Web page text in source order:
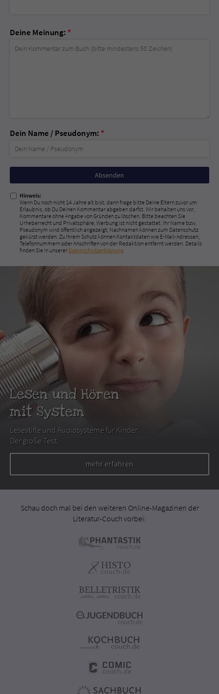
Deine Meinung: *
Dein Name / Pseudonym: *
Nicht
ausfüllen!
Hinweis:
Wenn Du noch nicht 14 Jahre alt bist, dann frage bitte Deine Eltern zuvor um
Erlaubnis, ob Du Deinen Kommentar abgeben darfst. Wir behalten uns vor,
Kommentare ohne Angabe von Gründen zu löschen. Bitte beachten Sie
Urheberrecht und Privatsphäre; Werbung ist nicht gestattet. Ihr Name bzw.
Pseudonym wird öffentlich angezeigt; Nachnamen können zum Datenschutz
gekürzt werden. Zu Ihrem Schutz können Kontaktdaten wie E-Mail-Adressen,
Telefonnummern oder Anschriften von der Redaktion entfernt werden. Details
finden Sie in unserer Datenschutzerklärung.
Lesen und Hören
mit System
Lesestifte und Audiosysteme für Kinder.
Der große Test.
mehr erfahren
Schau doch mal bei den weiteren Online-Magazinen der
Literatur-Couch vorbei: